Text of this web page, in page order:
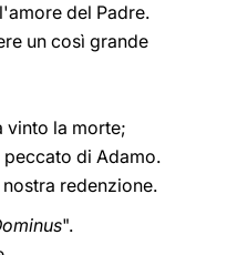
del Padre.
un così grande
vinto la morte;
di Adamo.
redenzione.
".